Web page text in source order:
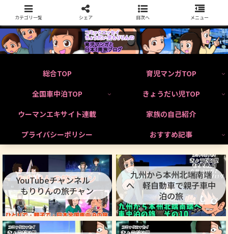
総合TOP
育児マンガTOP
全国車中泊TOP
きょうだい児TOP
ウーマンエキサイト連載
家族の自己紹介
プライバシーポリシー
おすすめ記事
YouTubeチャンネル
もりりんの旅チャン
九州から本州北端南端
へ 軽自動車で親子車中
泊の旅
カテゴリ一覧 シェア 目次へ メニュー